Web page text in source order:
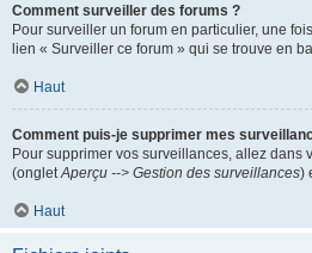
Comment surveiller des forums ?
Pour surveiller un forum en particulier, une
lien « Surveiller ce forum » qui se trouve en
Haut
Comment puis-je supprimer mes
Pour supprimer vos surveillances, allez dans
(ongletAperçu --> Gestion des surveillances)
Haut